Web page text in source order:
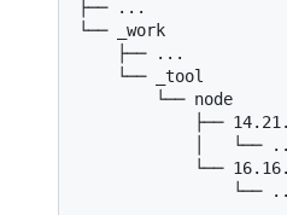
├── ...
└── _work